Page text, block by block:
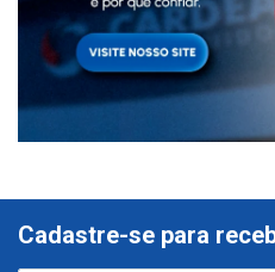
Cadastre-se para